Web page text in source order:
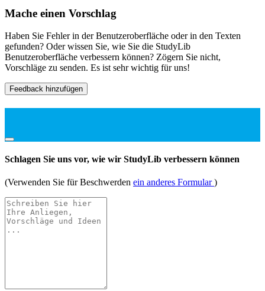
Mache einen Vorschlag
Haben Sie Fehler in der Benutzeroberfläche oder in den Texten
gefunden? Oder wissen Sie, wie Sie die StudyLib
Benutzeroberfläche verbessern können? Zögern Sie nicht,
Vorschläge zu senden. Es ist sehr wichtig für uns!
Feedback hinzufügen
Schlagen Sie uns vor, wie wir StudyLib verbessern können
(Verwenden Sie für Beschwerden ein anderes Formular)